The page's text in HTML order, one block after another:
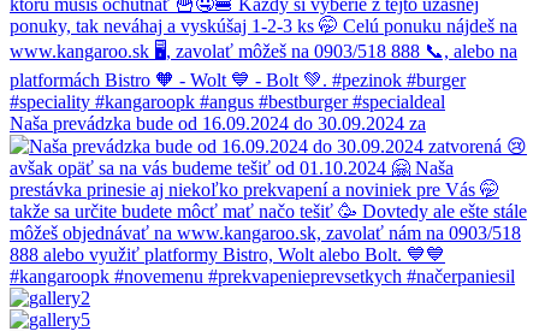
Naša prevádzka bude od 16.09.2024 do 30.09.2024 za